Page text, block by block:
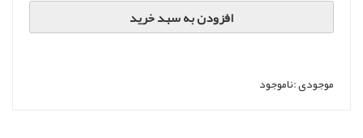
افزودن به سبد خرید
موجودی :ناموجود